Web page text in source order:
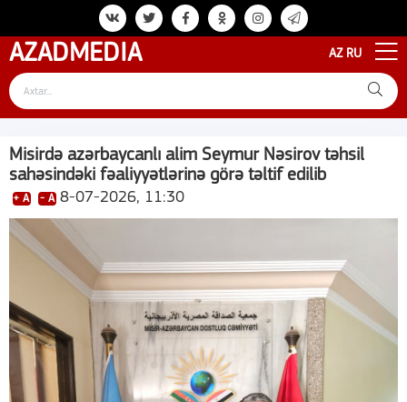
AZADMEDIA AZ RU
Misirdə azərbaycanlı alim Seymur Nəsirov təhsil
sahəsindəki fəaliyyətlərinə görə təltif edilib
+ A - A 8-07-2026, 11:30